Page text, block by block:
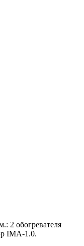
2 обогревателя
IMA-1.0.